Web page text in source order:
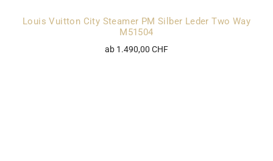
Louis Vuitton City Steamer PM Silber Leder Two Way
M51504
ab 1.490,00 CHF